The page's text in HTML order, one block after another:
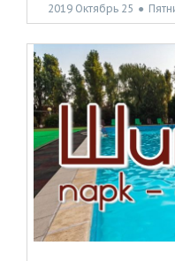
2019 Октябрь 25 ●